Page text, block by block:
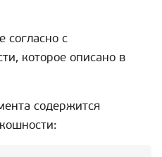
согласно с
которое описано в
содержится